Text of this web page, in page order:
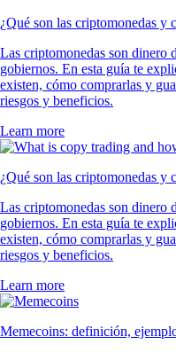
¿Qué son las criptomonedas y
Las criptomonedas son dinero
gobiernos. En esta guía te
existen, cómo comprarlas y
riesgos y beneficios.
Learn more
¿Qué son las criptomonedas y
Las criptomonedas son dinero
gobiernos. En esta guía te
existen, cómo comprarlas y
riesgos y beneficios.
Learn more
Memecoins: definición,